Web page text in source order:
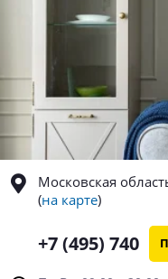
Московская
(на карте)
+7 (495) 740